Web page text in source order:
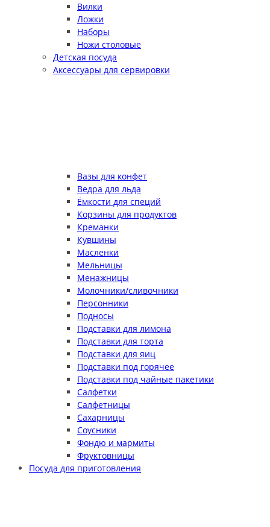
Вилки
Ложки
Наборы
Ножи столовые
Детская посуда
Аксессуары для сервировки
Вазы для конфет
Ведра для льда
Ёмкости для специй
Корзины для продуктов
Креманки
Кувшины
Масленки
Мельницы
Менажницы
Молочники/сливочники
Персонники
Подносы
Подставки для лимона
Подставки для торта
Подставки для яиц
Подставки под горячее
Подставки под чайные пакетики
Салфетки
Салфетницы
Сахарницы
Соусники
Фондю и мармиты
Фруктовницы
Посуда для приготовления